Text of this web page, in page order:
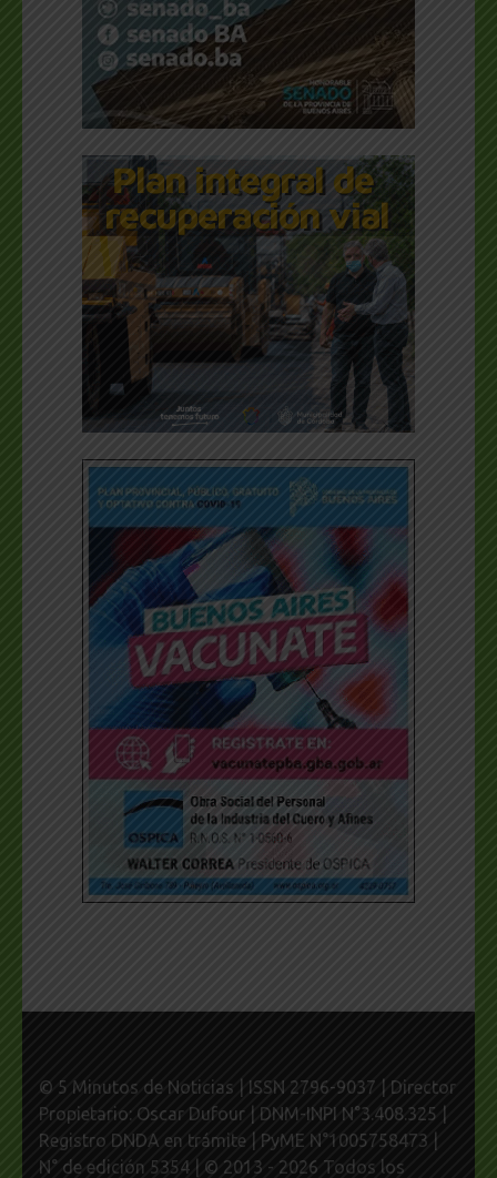
© 5 Minutos de Noticias | ISSN 2796-9037 | Director
Propietario: Oscar Dufour | DNM-INPI N°3.408.325 |
Registro DNDA en trámite | PyME N°1005758473 |
N° de edición 5354 | © 2013 - 2026 Todos los